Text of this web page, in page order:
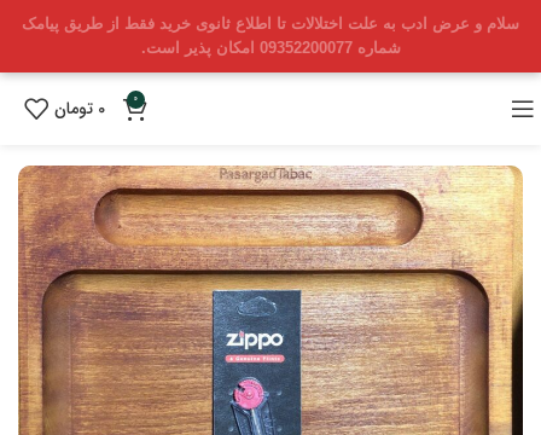
سلام و عرض ادب به علت اختلالات تا اطلاع ثانوی خرید فقط از طریق پیامک
شماره 09352200077 امکان پذیر است.
0
0 تومان